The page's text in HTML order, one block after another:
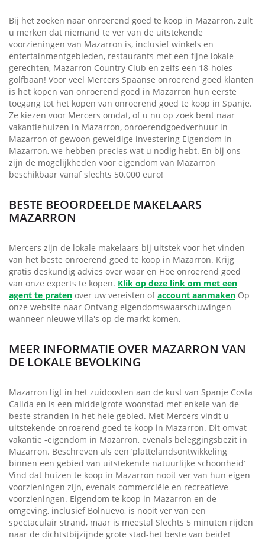
Bij het zoeken naar onroerend goed te koop in Mazarron, zult
u merken dat niemand te ver van de uitstekende
voorzieningen van Mazarron is, inclusief winkels en
entertainmentgebieden, restaurants met een fijne lokale
gerechten, Mazarron Country Club en zelfs een 18-holes
golfbaan! Voor veel Mercers Spaanse onroerend goed klanten
is het kopen van onroerend goed in Mazarron hun eerste
toegang tot het kopen van onroerend goed te koop in Spanje.
Ze kiezen voor Mercers omdat, of u nu op zoek bent naar
vakantiehuizen in Mazarron, onroerendgoedverhuur in
Mazarron of gewoon geweldige investering Eigendom in
Mazarron, we hebben precies wat u nodig hebt. En bij ons
zijn de mogelijkheden voor eigendom van Mazarron
beschikbaar vanaf slechts 50.000 euro!
BESTE BEOORDEELDE MAKELAARS
MAZARRON
Mercers zijn de lokale makelaars bij uitstek voor het vinden
van het beste onroerend goed te koop in Mazarron. Krijg
gratis deskundig advies over waar en Hoe onroerend goed
van onze experts te kopen. Klik op deze link om met een
agent te praten over uw vereisten ofaccount aanmaken Op
onze website naar Ontvang eigendomswaarschuwingen
wanneer nieuwe villa's op de markt komen.
MEER INFORMATIE OVER MAZARRON VAN
DE LOKALE BEVOLKING
Mazarron ligt in het zuidoosten aan de kust van Spanje Costa
Calida en is een middelgrote woonstad met enkele van de
beste stranden in het hele gebied. Met Mercers vindt u
uitstekende onroerend goed te koop in Mazarron. Dit omvat
vakantie -eigendom in Mazarron, evenals beleggingsbezit in
Mazarron. Beschreven als een ‘plattelandsontwikkeling
binnen een gebied van uitstekende natuurlijke schoonheid’
Vind dat huizen te koop in Mazarron nooit ver van hun eigen
voorzieningen zijn, evenals commerciële en recreatieve
voorzieningen. Eigendom te koop in Mazarron en de
omgeving, inclusief Bolnuevo, is nooit ver van een
spectaculair strand, maar is meestal Slechts 5 minuten rijden
naar de dichtstbijzijnde grote stad-het beste van beide!